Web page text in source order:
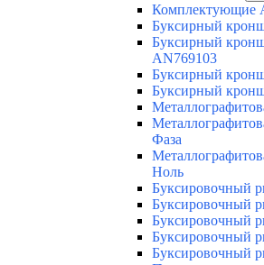
Комплектующие
Буксирный
Буксирный
AN769103
Буксирный
Буксирный
Фаза
Ноль
Буксировочный
Буксировочный
Буксировочный
Буксировочный
Буксировочный